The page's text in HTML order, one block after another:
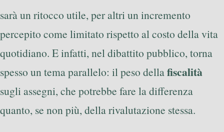
sarà un ritocco utile, per altri un incremento
percepito come limitato rispetto al costo della vita
quotidiano. E infatti, nel dibattito pubblico, torna
spesso un tema parallelo: il peso dellafiscalità
sugli assegni, che potrebbe fare la differenza
quanto, se non più, della rivalutazione stessa.